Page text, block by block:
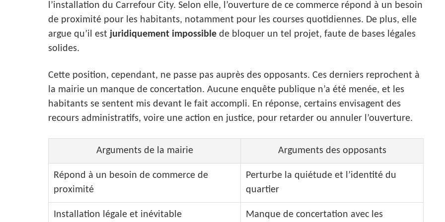
l’installation du Carrefour City. Selon elle, l’ouverture de ce commerce répond à un besoin
de proximité pour les habitants, notamment pour les courses quotidiennes. De plus, elle
argue qu’il est juridiquement impossible de bloquer un tel projet, faute de bases légales
solides.
Cette position, cependant, ne passe pas auprès des opposants. Ces derniers reprochent à
la mairie un manque de concertation. Aucune enquête publique n’a été menée, et les
habitants se sentent mis devant le fait accompli. En réponse, certains envisagent des
recours administratifs, voire une action en justice, pour retarder ou annuler l’ouverture.
Arguments de la mairie Arguments des opposants
Répond à un besoin de commerce de
proximité
Perturbe la quiétude et l’identité du
quartier
Installation légale et inévitable Manque de concertation avec les